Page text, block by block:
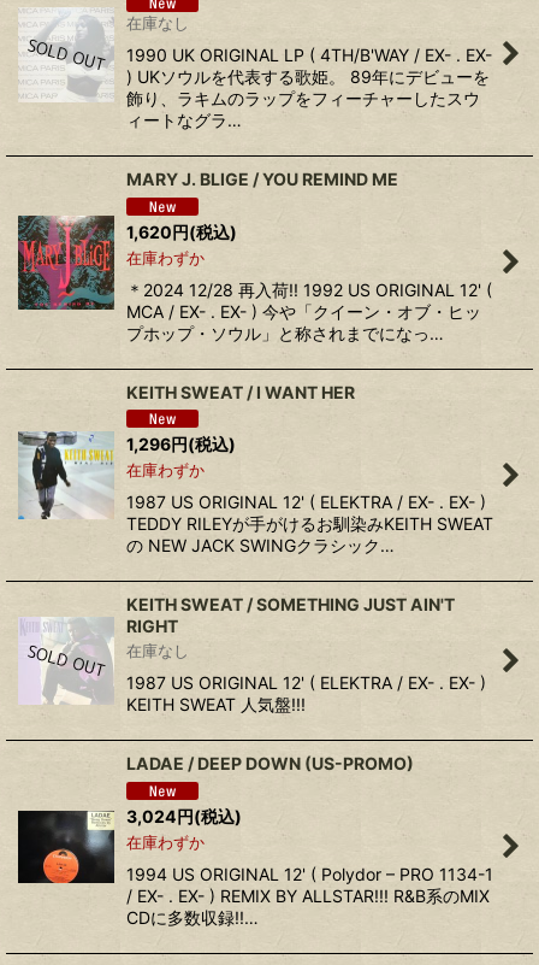
在庫なし
1990 UK ORIGINAL LP ( 4TH/B'WAY / EX- . EX-
) UKソウルを代表する歌姫。 89年にデビューを
飾り、ラキムのラップをフィーチャーしたスウ
ィートなグラ…
MARY J. BLIGE / YOU REMIND ME
1,620円(税込)
在庫わずか
＊2024 12/28 再入荷!! 1992 US ORIGINAL 12' (
MCA / EX- . EX- ) 今や「クイーン・オブ・ヒッ
プホップ・ソウル」と称されまでになっ…
KEITH SWEAT / I WANT HER
1,296円(税込)
在庫わずか
1987 US ORIGINAL 12' ( ELEKTRA / EX- . EX- )
TEDDY RILEYが手がけるお馴染みKEITH SWEAT
の NEW JACK SWINGクラシック…
KEITH SWEAT / SOMETHING JUST AIN'T
RIGHT
在庫なし
1987 US ORIGINAL 12' ( ELEKTRA / EX- . EX- )
KEITH SWEAT 人気盤!!!
LADAE / DEEP DOWN (US-PROMO)
3,024円(税込)
在庫わずか
1994 US ORIGINAL 12' ( Polydor – PRO 1134-1
/ EX- . EX- ) REMIX BY ALLSTAR!!! R&B系のMIX
CDに多数収録!!…